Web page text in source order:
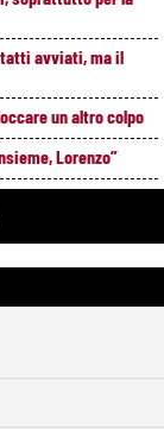
avviati, ma il
un altro colpo
Lorenzo”
prova il jolly delle
fa le visite e
Poi esalta
Nusa